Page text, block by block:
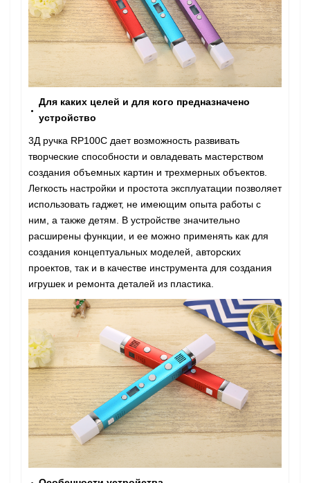
Для каких целей и для кого предназначено
устройство
3Д ручка RP100C дает возможность развивать
творческие способности и овладевать мастерством
создания объемных картин и трехмерных объектов.
Легкость настройки и простота эксплуатации позволяет
использовать гаджет, не имеющим опыта работы с
ним, а также детям. В устройстве значительно
расширены функции, и ее можно применять как для
создания концептуальных моделей, авторских
проектов, так и в качестве инструмента для создания
игрушек и ремонта деталей из пластика.